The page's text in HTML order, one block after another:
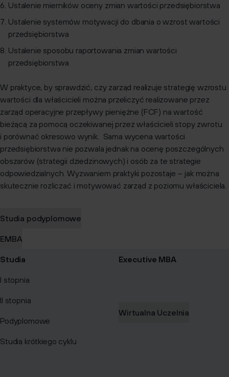
Ustalenie mierników oceny zmian wartości przedsiębiorstwa
Ustalenie systemów motywacji do dbania o wzrost wartości
przedsiębiorstwa
Ustalenie sposobu raportowania zmian wartości
przedsiębiorstwa
W praktyce, by sprawdzić, czy zarząd realizuje strategię wzrostu
wartości dla właścicieli można przeliczyć realizowane przez
zarząd operacyjne przepływy pieniężne (FCF) na wartość
bieżącą za pomocą oczekiwanej przez właścicieli stopy zwrotu
i porównać okresowo wynik. Sama wycena wartości
przedsiębiorstwa nie pozwala jednak na ocenę poszczególnych
obszarów (strategii dziedzinowych) i osób za te strategie
odpowiedzialnych. Wyzwaniem praktyki pozostaje – jak można
skutecznie rozliczać i motywować zarząd z poziomu właściciela.
Studia podyplomowe
EMBA
Studia
I stopnia
II stopnia
Podyplomowe
Studia krótkiego cyklu
Executive MBA
Wirtualna Uczelnia